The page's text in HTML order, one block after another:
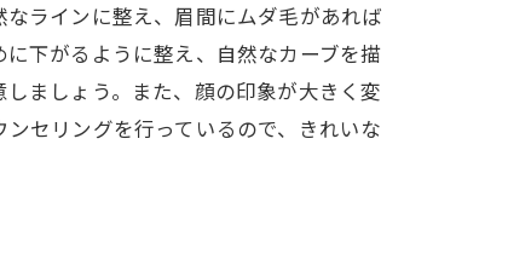
ラインに整え、眉間にムダ毛があれば
下がるように整え、自然なカーブを描
ましょう。また、顔の印象が大きく変
セリングを行っているので、きれいな